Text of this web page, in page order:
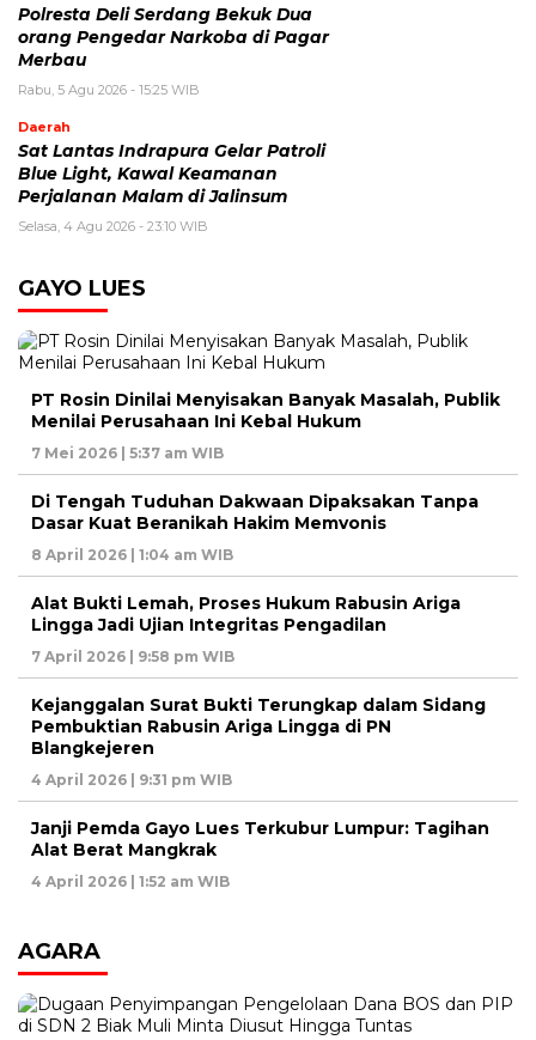
Polresta Deli Serdang Bekuk Dua
orang Pengedar Narkoba di Pagar
Merbau
Rabu, 5 Agu 2026 - 15:25 WIB
Daerah
Sat Lantas Indrapura Gelar Patroli
Blue Light, Kawal Keamanan
Perjalanan Malam di Jalinsum
Selasa, 4 Agu 2026 - 23:10 WIB
GAYO LUES
PT Rosin Dinilai Menyisakan Banyak Masalah, Publik
Menilai Perusahaan Ini Kebal Hukum
7 Mei 2026 | 5:37 am WIB
Di Tengah Tuduhan Dakwaan Dipaksakan Tanpa
Dasar Kuat Beranikah Hakim Memvonis
8 April 2026 | 1:04 am WIB
Alat Bukti Lemah, Proses Hukum Rabusin Ariga
Lingga Jadi Ujian Integritas Pengadilan
7 April 2026 | 9:58 pm WIB
Kejanggalan Surat Bukti Terungkap dalam Sidang
Pembuktian Rabusin Ariga Lingga di PN
Blangkejeren
4 April 2026 | 9:31 pm WIB
Janji Pemda Gayo Lues Terkubur Lumpur: Tagihan
Alat Berat Mangkrak
4 April 2026 | 1:52 am WIB
AGARA